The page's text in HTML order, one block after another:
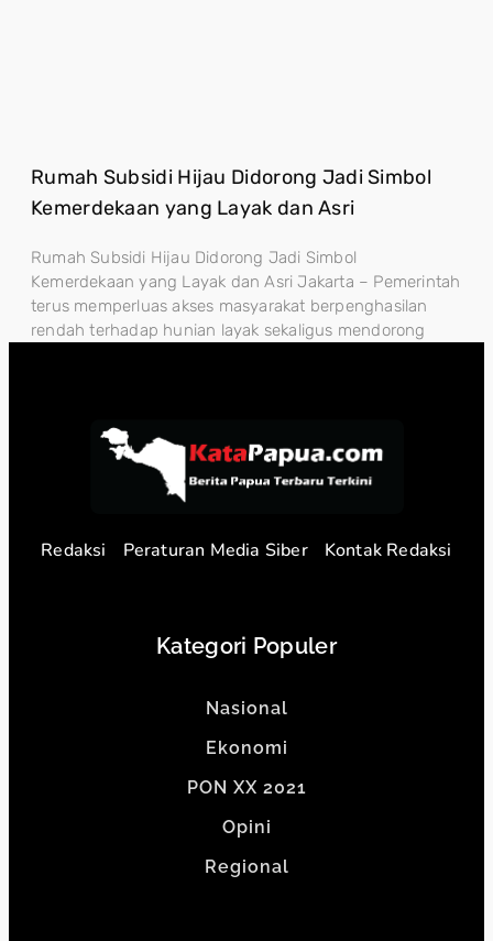
Rumah Subsidi Hijau Didorong Jadi Simbol
Kemerdekaan yang Layak dan Asri
Rumah Subsidi Hijau Didorong Jadi Simbol
Kemerdekaan yang Layak dan Asri Jakarta – Pemerintah
terus memperluas akses masyarakat berpenghasilan
rendah terhadap hunian layak sekaligus mendorong
Redaksi Peraturan Media Siber Kontak Redaksi
Kategori Populer
Nasional
Ekonomi
PON XX 2021
Opini
Regional